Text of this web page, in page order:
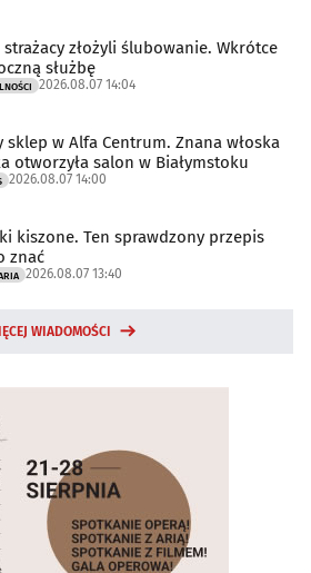
strażacy złożyli ślubowanie. Wkrótce
służbę
2026.08.07 14:04
sklep w Alfa Centrum. Znana włoska
otworzyła salon w Białymstoku
2026.08.07 14:00
kiszone. Ten sprawdzony przepis
znać
2026.08.07 13:40
WIADOMOŚCI